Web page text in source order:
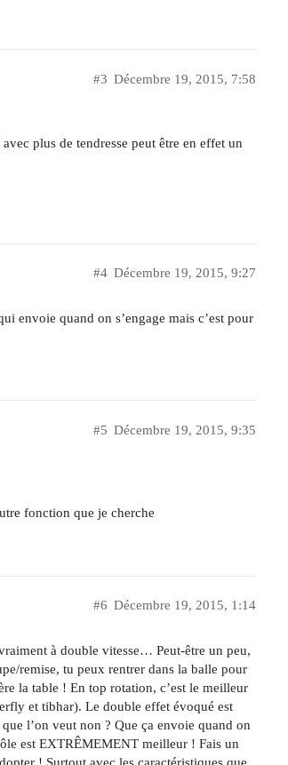
Décembre 19, 2015, 7:58
#3
plus de tendresse peut être en effet un
Décembre 19, 2015, 9:27
#4
envoie quand on s’engage mais c’est pour
Décembre 19, 2015, 9:35
#5
fonction que je cherche
Décembre 19, 2015, 1:14
#6
à double vitesse… Peut-être un peu,
remise, tu peux rentrer dans la balle pour
la table ! En top rotation, c’est le meilleur
et tibhar). Le double effet évoqué est
l’on veut non ? Que ça envoie quand on
est EXTRÊMEMENT meilleur ! Fais un